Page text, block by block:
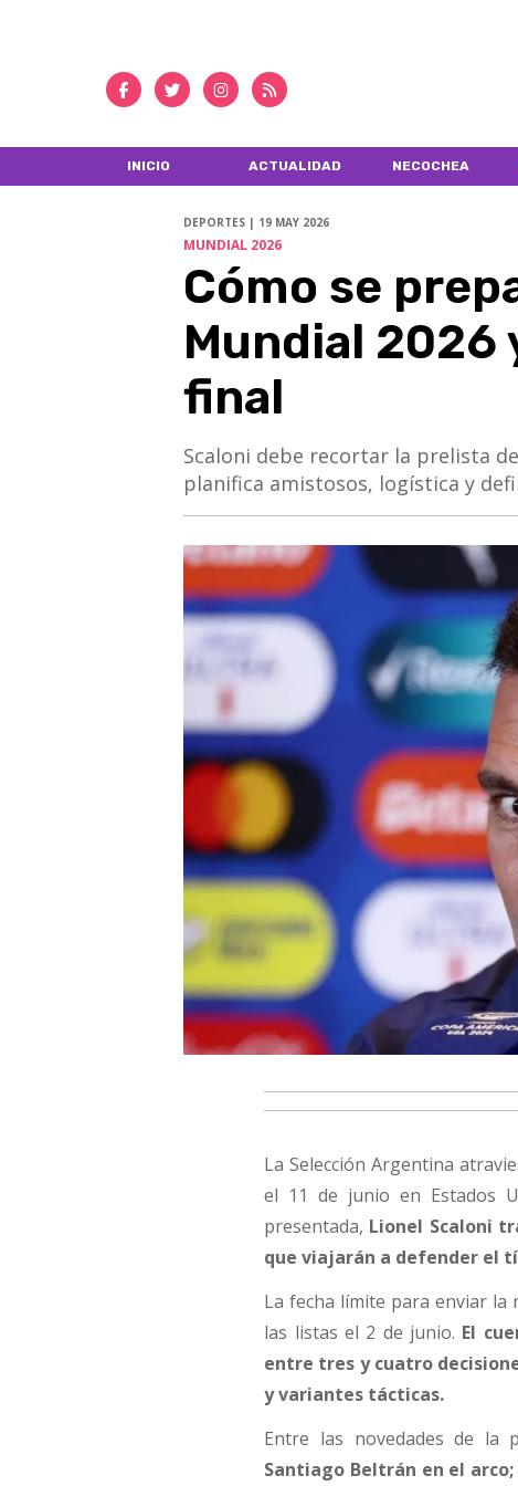
INICIO ACTUALIDAD NECOCHEA
DEPORTES | 19 MAY 2026
MUNDIAL 2026
Cómo se
Mundial 2026
final
Scaloni debe recortar la prelista
planifica amistosos, logística y
La Selección Argentina
el 11 de junio en Estados
presentada, Lionel Scaloni
que viajarán a defender el
La fecha límite para enviar la
las listas el 2 de junio. El
entre tres y cuatro
y variantes tácticas.
Entre las novedades de la
Santiago Beltrán en el